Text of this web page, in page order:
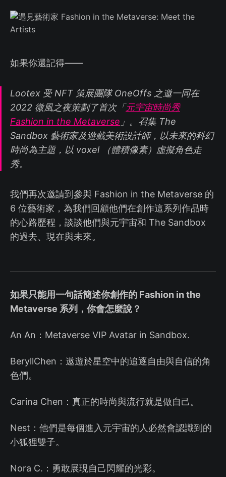
如果你還記得——
Lootex 受 NFT 策展團隊 OneOffs 之邀一同在
2022 微風之夜策劃了首次「 元宇宙時尚秀
Fashion in the Metaverse 」。召集 The
Sandbox 藝術家及遊戲美術設計師，以未來的科幻
時尚為主題，以 voxel （體積像素）虛擬角色走
秀。
我們再次邀請到參與 Fashion in the Metaverse 的
6 位藝術家，為我們回顧他們在創作這系列作品時
的心路歷程，談談他們與元宇宙和 The Sandbox
的過去、現在與未來。
如果只能用一句話簡述你創作的 Fashion in the
Metaverse 系列，你會怎麼說？
An An：Metaverse VIP Avatar in Sandbox.
BeryllChen：遨遊於星空中的追逐自由與自信的角
色們。
Carina Chen：真正的時尚與流行就是做自己。
Nest：他們是每個進入元宇宙的人必然會認識到的
小狐狸雙子。
Nora C.：勇敢展現自己閃耀的光彩。